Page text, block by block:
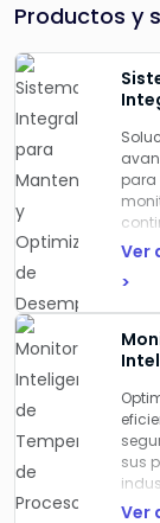
Productos y
y
de
de
para
que
Ver
>
de
con
sus
Ver